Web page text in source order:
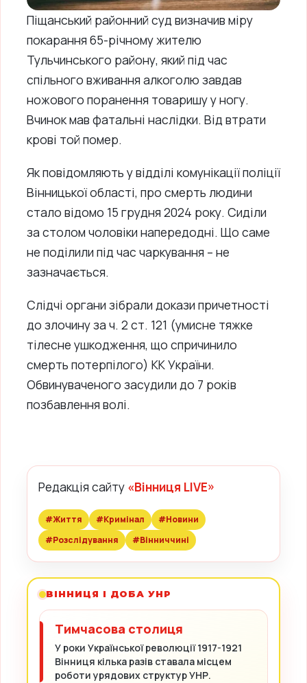
Піщанський районний суд визначив міру
покарання 65-річному жителю
Тульчинського району, який під час
спільного вживання алкоголю завдав
ножового поранення товаришу у ногу.
Вчинок мав фатальні наслідки. Від втрати
крові той помер.
Як повідомляють у відділі комунікації поліції
Вінницької області, про смерть людини
стало відомо 15 грудня 2024 року. Сиділи
за столом чоловіки напередодні. Що саме
не поділили під час чаркування – не
зазначається.
Слідчі органи зібрали докази причетності
до злочину за ч. 2 ст. 121 (умисне тяжке
тілесне ушкодження, що спричинило
смерть потерпілого) КК України.
Обвинуваченого засудили до 7 років
позбавлення волі.
Редакція сайту «Вінниця LIVE»
#Життя #Кримінал
#Новини
#Розслідування
#Вінниччині
ВІННИЦЯ І ДОБА УНР
Тимчасова столиця
У роки Української революції 1917-1921
Вінниця кілька разів ставала місцем
роботи урядових структур УНР.